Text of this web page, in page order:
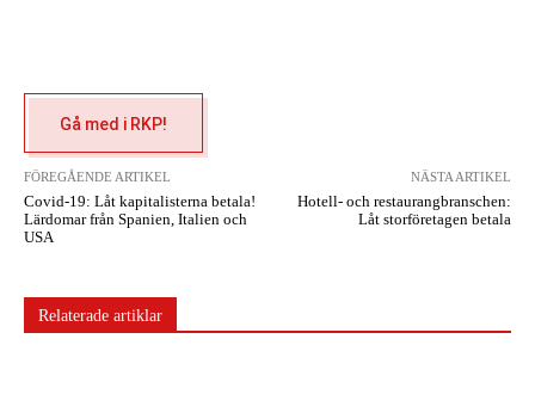
Gå med i RKP!
FÖREGÅENDE ARTIKEL
Covid-19: Låt kapitalisterna betala!
Lärdomar från Spanien, Italien och
USA
NÄSTA ARTIKEL
Hotell- och restaurangbranschen:
Låt storföretagen betala
Relaterade artiklar